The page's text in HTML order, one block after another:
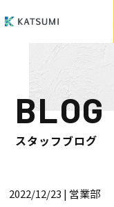
モデルハウス
来場予約
来店予約
BLOG
スタッフブログ
2022/12/23 | 営業部